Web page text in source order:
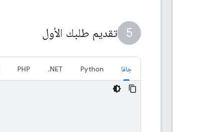
تقديم طلبك الأول
جافا Python
NET.
PHP